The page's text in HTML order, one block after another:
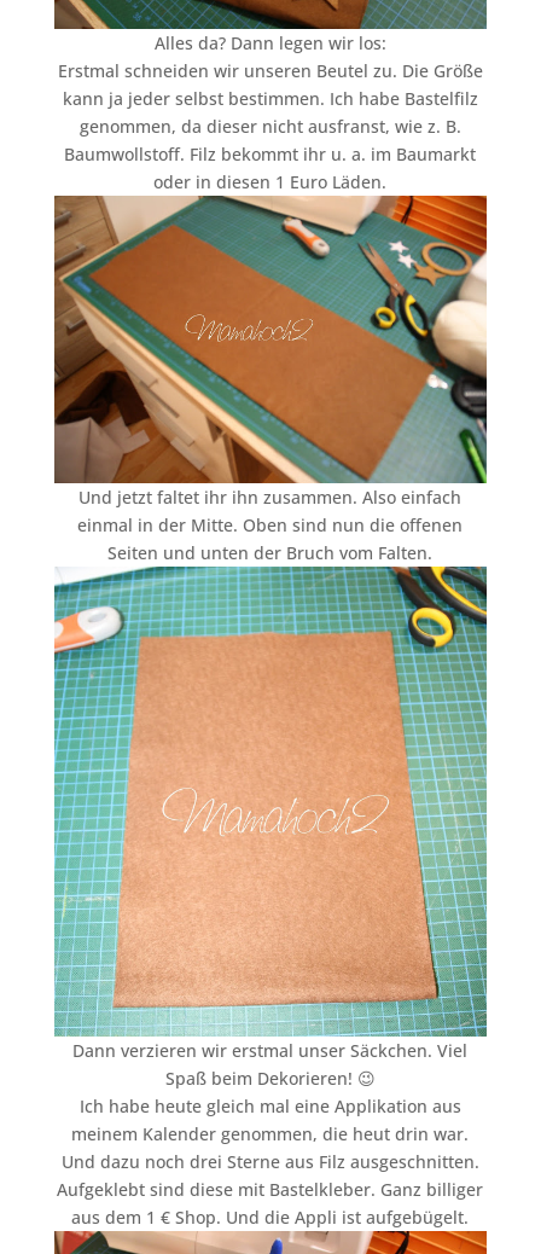
Alles da? Dann legen wir los:
Erstmal schneiden wir unseren Beutel zu. Die Größe
kann ja jeder selbst bestimmen. Ich habe Bastelfilz
genommen, da dieser nicht ausfranst, wie z. B.
Baumwollstoff. Filz bekommt ihr u. a. im Baumarkt
oder in diesen 1 Euro Läden.
Und jetzt faltet ihr ihn zusammen. Also einfach
einmal in der Mitte. Oben sind nun die offenen
Seiten und unten der Bruch vom Falten.
Dann verzieren wir erstmal unser Säckchen. Viel
Spaß beim Dekorieren! 😉
Ich habe heute gleich mal eine Applikation aus
meinem Kalender genommen, die heut drin war.
Und dazu noch drei Sterne aus Filz ausgeschnitten.
Aufgeklebt sind diese mit Bastelkleber. Ganz billiger
aus dem 1 € Shop. Und die Appli ist aufgebügelt.